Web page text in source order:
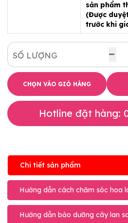
sản phẩm
(Được
trước khi
SỐ LƯỢNG
CHỌN VÀO GIỎ HÀNG
Hotline đặt hàng:
Chi tiết sản phẩm
Hướng dẫn cách chăm sóc hoa
Hướng dẫn bảo dưỡng cây lan